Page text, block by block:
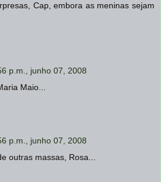
Cap, embora as meninas sejam
p.m., junho 07, 2008
Maio...
p.m., junho 07, 2008
outras massas, Rosa...